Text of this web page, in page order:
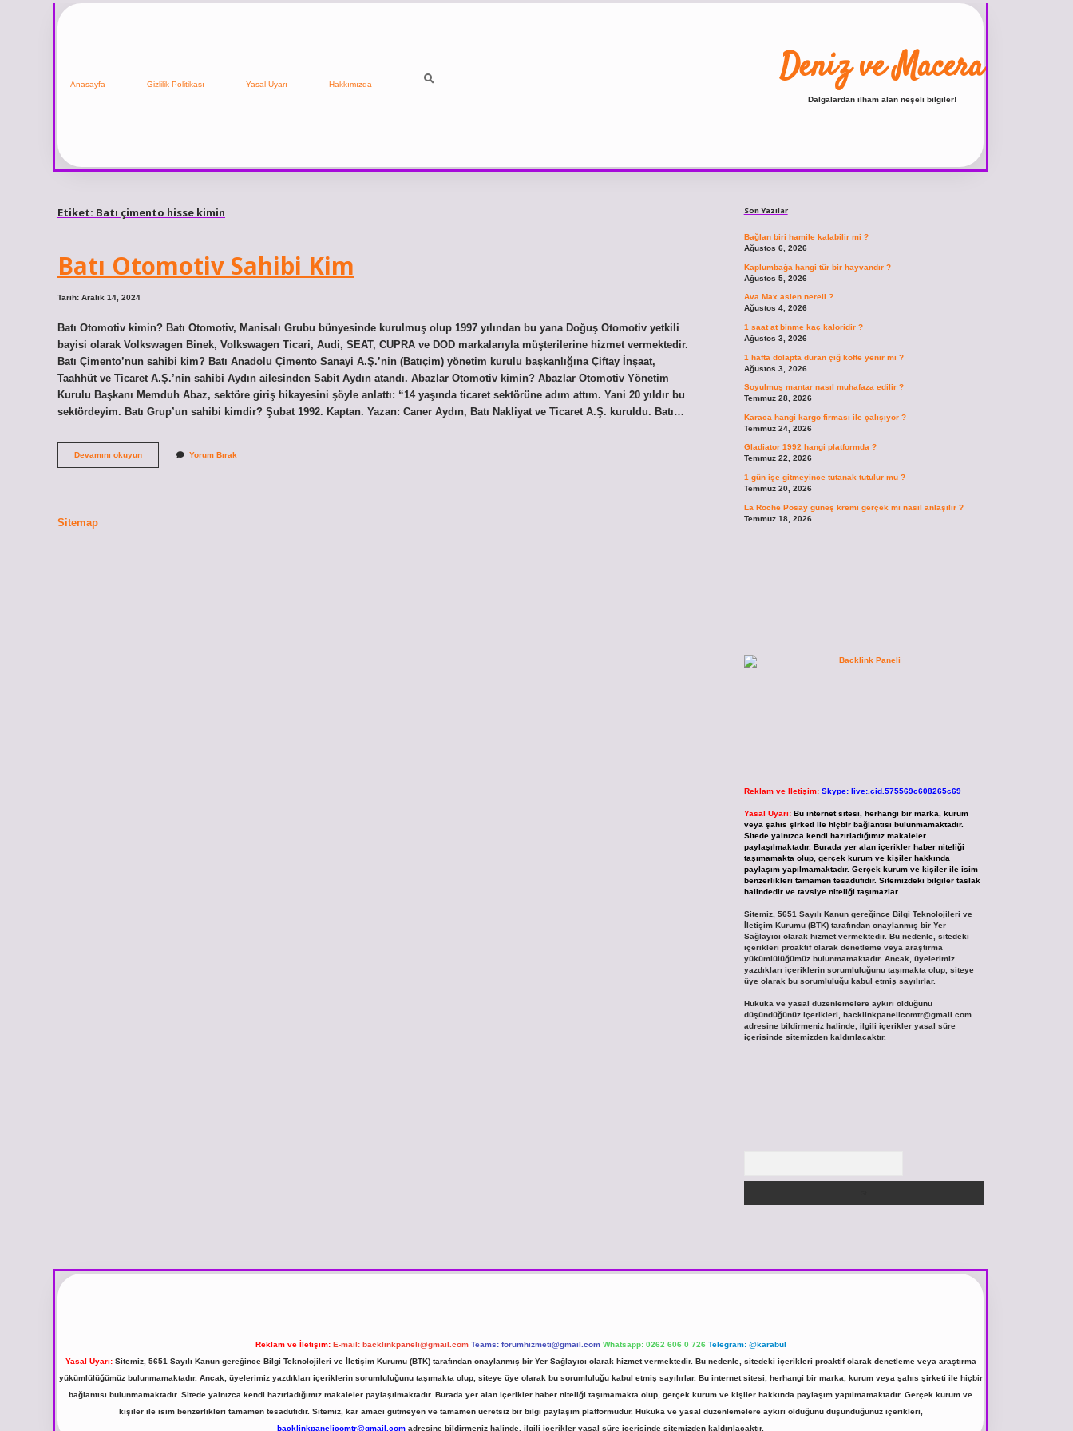
Anasayfa Gizlilik Politikası Yasal Uyarı Hakkımızda Deniz ve Macera
Dalgalardan ilham alan neşeli bilgiler!
Etiket: Batı çimento hisse kimin
Batı Otomotiv Sahibi Kim
Tarih: Aralık 14, 2024
Batı Otomotiv kimin? Batı Otomotiv, Manisalı Grubu bünyesinde kurulmuş olup 1997 yılından bu yana Doğuş Otomotiv yetkili
bayisi olarak Volkswagen Binek, Volkswagen Ticari, Audi, SEAT, CUPRA ve DOD markalarıyla müşterilerine hizmet vermektedir.
Batı Çimento’nun sahibi kim? Batı Anadolu Çimento Sanayi A.Ş.’nin (Batıçim) yönetim kurulu başkanlığına Çiftay İnşaat,
Taahhüt ve Ticaret A.Ş.’nin sahibi Aydın ailesinden Sabit Aydın atandı. Abazlar Otomotiv kimin? Abazlar Otomotiv Yönetim
Kurulu Başkanı Memduh Abaz, sektöre giriş hikayesini şöyle anlattı: “14 yaşında ticaret sektörüne adım attım. Yani 20 yıldır bu
sektördeyim. Batı Grup’un sahibi kimdir? Şubat 1992. Kaptan. Yazan: Caner Aydın, Batı Nakliyat ve Ticaret A.Ş. kuruldu. Batı…
Devamını okuyunBatı
Otomotiv
Yorum Bırak
Sitemap
Son Yazılar
Bağlan biri hamile kalabilir mi ?
Ağustos 6, 2026
Kaplumbağa hangi tür bir hayvandır ?
Ağustos 5, 2026
Ava Max aslen nereli ?
Ağustos 4, 2026
1 saat at binme kaç kaloridir ?
Ağustos 3, 2026
1 hafta dolapta duran çiğ köfte yenir mi ?
Ağustos 3, 2026
Soyulmuş mantar nasıl muhafaza edilir ?
Temmuz 28, 2026
Karaca hangi kargo firması ile çalışıyor ?
Temmuz 24, 2026
Gladiator 1992 hangi platformda ?
Temmuz 22, 2026
1 gün işe gitmeyince tutanak tutulur mu ?
Temmuz 20, 2026
La Roche Posay güneş kremi gerçek mi nasıl anlaşılır ?
Temmuz 18, 2026
Reklam ve İletişim: Skype: live:.cid.575569c608265c69
Yasal Uyarı: Bu internet sitesi, herhangi bir marka, kurum
veya şahıs şirketi ile hiçbir bağlantısı bulunmamaktadır.
Sitede yalnızca kendi hazırladığımız makaleler
paylaşılmaktadır. Burada yer alan içerikler haber niteliği
taşımamakta olup, gerçek kurum ve kişiler hakkında
paylaşım yapılmamaktadır. Gerçek kurum ve kişiler ile isim
benzerlikleri tamamen tesadüfidir. Sitemizdeki bilgiler taslak
halindedir ve tavsiye niteliği taşımazlar.
Sitemiz, 5651 Sayılı Kanun gereğince Bilgi Teknolojileri ve
İletişim Kurumu (BTK) tarafından onaylanmış bir Yer
Sağlayıcı olarak hizmet vermektedir. Bu nedenle, sitedeki
içerikleri proaktif olarak denetleme veya araştırma
yükümlülüğümüz bulunmamaktadır. Ancak, üyelerimiz
yazdıkları içeriklerin sorumluluğunu taşımakta olup, siteye
üye olarak bu sorumluluğu kabul etmiş sayılırlar.
Hukuka ve yasal düzenlemelere aykırı olduğunu
düşündüğünüz içerikleri, backlinkpanelicomtr@gmail.com
adresine bildirmeniz halinde, ilgili içerikler yasal süre
içerisinde sitemizden kaldırılacaktır.
ilbetvdcasino giriş sitesivdcasino güncel giriş
Reklam ve İletişim: E-mail: backlinkpaneli@gmail.com Teams: forumhizmeti@gmail.com Whatsapp: 0262 606 0 726 Telegram: @karabul
Yasal Uyarı:Sitemiz, 5651 Sayılı Kanun gereğince Bilgi Teknolojileri ve İletişim Kurumu (BTK) tarafından onaylanmış bir Yer Sağlayıcı olarak hizmet vermektedir. Bu nedenle, sitedeki içerikleri proaktif olarak denetleme veya araştırma
yükümlülüğümüz bulunmamaktadır. Ancak, üyelerimiz yazdıkları içeriklerin sorumluluğunu taşımakta olup, siteye üye olarak bu sorumluluğu kabul etmiş sayılırlar. Bu internet sitesi, herhangi bir marka, kurum veya şahıs şirketi ile hiçbir
bağlantısı bulunmamaktadır. Sitede yalnızca kendi hazırladığımız makaleler paylaşılmaktadır. Burada yer alan içerikler haber niteliği taşımamakta olup, gerçek kurum ve kişiler hakkında paylaşım yapılmamaktadır. Gerçek kurum ve
kişiler ile isim benzerlikleri tamamen tesadüfidir. Sitemiz, kar amacı gütmeyen ve tamamen ücretsiz bir bilgi paylaşım platformudur. Hukuka ve yasal düzenlemelere aykırı olduğunu düşündüğünüz içerikleri,
backlinkpanelicomtr@gmail.com adresine bildirmeniz halinde, ilgili içerikler yasal süre içerisinde sitemizden kaldırılacaktır.